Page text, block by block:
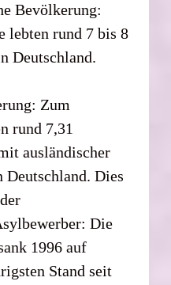
Bevölkerung:
lebten rund 7 bis 8
Deutschland.
Zum
rund 7,31
ausländischer
Deutschland. Dies
Die
1996 auf
Stand seit